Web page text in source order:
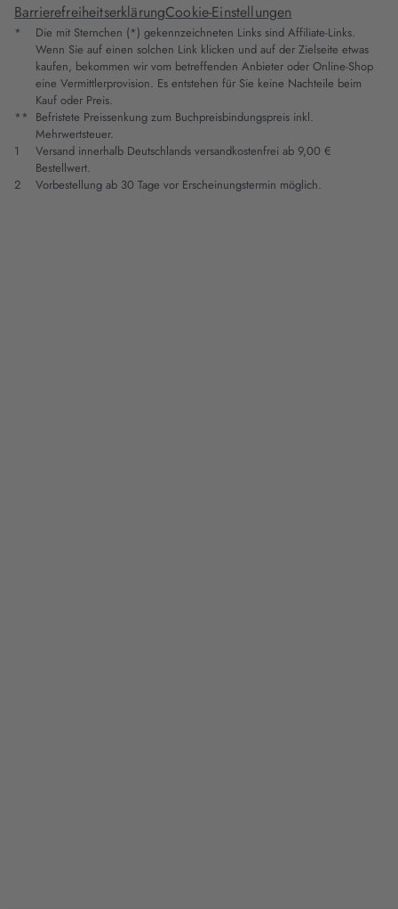
BarrierefreiheitserklärungCookie-Einstellungen
*
Die mit Sternchen (*) gekennzeichneten Links sind Affiliate-Links.
Wenn Sie auf einen solchen Link klicken und auf der Zielseite etwas
kaufen, bekommen wir vom betreffenden Anbieter oder Online-Shop
eine Vermittlerprovision. Es entstehen für Sie keine Nachteile beim
Kauf oder Preis.
** Befristete Preissenkung zum Buchpreisbindungspreis inkl.
Mehrwertsteuer.
1
Versand innerhalb Deutschlands versandkostenfrei ab 9,00 €
Bestellwert.
2
Vorbestellung ab 30 Tage vor Erscheinungstermin möglich.